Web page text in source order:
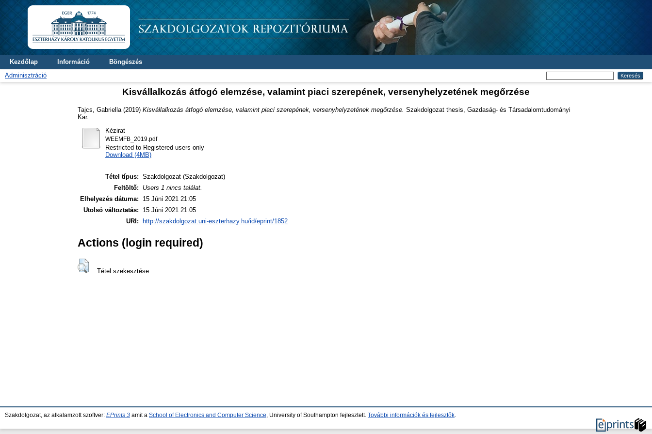
Kezdőlap Információ
Böngészés
Adminisztráció
Kisvállalkozás átfogó elemzése, valamint piaci szerepének, versenyhelyzetének megőrzése
Tajcs, Gabriella (2019) Kisvállalkozás átfogó elemzése, valamint piaci szerepének, versenyhelyzetének megőrzése. Szakdolgozat thesis, Gazdaság- és Társadalomtudományi
Kar.
Kézirat
WEEMFB_2019.pdf
Restricted to Registered users only
Download (4MB)
Tétel típus: Szakdolgozat (Szakdolgozat)
Feltöltő:
Users 1 nincs találat.
Elhelyezés dátuma:
15 Júni 2021 21:05
Utolsó változtatás:
15 Júni 2021 21:05
URI:
http://szakdolgozat.uni-eszterhazy.hu/id/eprint/1852
Actions (login required)
Tétel szekesztése
Szakdolgozat, az alkalamzott szoftver: EPrints 3 amit a School of Electronics and Computer Science , University of Southampton fejlesztett. További információk és fejlesztők